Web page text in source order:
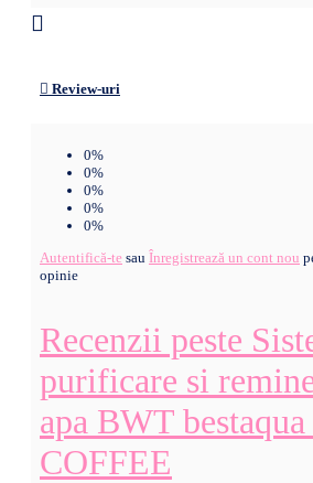
Review-uri
0%
0%
0%
0%
0%
Autentifică-te sau Înregistrează un cont nou
opinie
Recenzii peste
purificare si
apa BWT
COFFEE